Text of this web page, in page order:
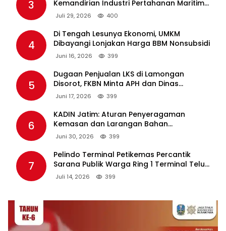
3
Kemandirian Industri Pertahanan Maritim
Lewat PT PAL
Juli 29, 2026 400
4
Di Tengah Lesunya Ekonomi, UMKM
Dibayangi Lonjakan Harga BBM Nonsubsidi
Juni 16, 2026 399
5
Dugaan Penjualan LKS di Lamongan
Disorot, FKBN Minta APH dan Dinas
Pendidikan Bertindak Tegas.
Juni 17, 2026 399
6
KADIN Jatim: Aturan Penyeragaman
Kemasan dan Larangan Bahan
Tambahan Berpotensi Ganggu Industri
Juni 30, 2026 399
7
Pelindo Terminal Petikemas Percantik
Sarana Publik Warga Ring 1 Terminal Teluk
Lamong Lewat Program TJSL
Juli 14, 2026 399